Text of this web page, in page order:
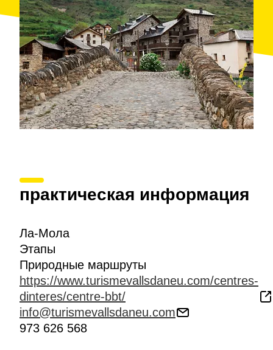
практическая информация
Ла-Мола
Этапы
Природные маршруты
https://www.turismevallsdaneu.com/centres-
dinteres/centre-bbt/
info@turismevallsdaneu.com
973 626 568